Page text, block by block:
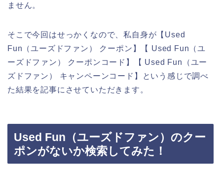
ません。
そこで今回はせっかくなので、私自身が【Used
Fun（ユーズドファン） クーポン】【 Used Fun（ユ
ーズドファン） クーポンコード】【 Used Fun（ユー
ズドファン） キャンペーンコード】という感じで調べ
た結果を記事にさせていただきます。
Used Fun（ユーズドファン）のクー
ポンがないか検索してみた！